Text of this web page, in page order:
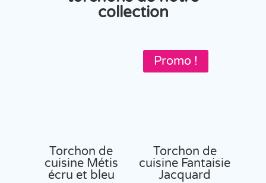
collection
Torchon de
cuisine Métis
écru et bleu
Promo !
Torchon de
cuisine Fantaisie
Jacquard